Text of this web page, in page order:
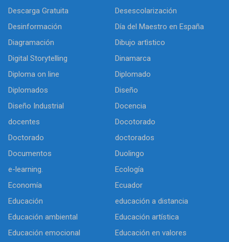
Descarga Gratuita
Desescolarización
Desinformación
Día del Maestro en España
Diagramación
Dibujo artìstico
Digital Storytelling
Dinamarca
Diploma on line
Diplomado
Diplomados
Diseño
Diseño Industrial
Docencia
docentes
Docotorado
Doctorado
doctorados
Documentos
Duolingo
e-learning.
Ecología
Economía
Ecuador
Educación
educación a distancia
Educación ambiental
Educación artística
Educación emocional
Educación en valores